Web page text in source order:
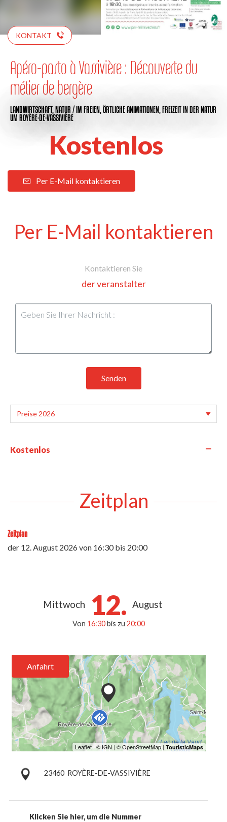
KONTAKT
Apéro-pasto à Vassivière : Découverte du
métier de bergère
LANDWIRTSCHAFT, NATUR / IM FREIEN, ÖRTLICHE ANIMATIONEN, FREIZEIT IN DER NATUR
UM ROYÈRE-DE-VASSIVIÈRE
Kostenlos
Per E-Mail kontaktieren
Per E-Mail kontaktieren
Kontaktieren Sie
der veranstalter
Senden
Kostenlos —
Zeitplan
Zeitplan
der 12. August 2026von 16:30 bis 20:00
Mittwoch 12. August
Von 16:30bis zu 20:00
Anfahrt
23460 ROYÈRE-DE-VASSIVIÈRE
Klicken Sie hier, um die Nummer